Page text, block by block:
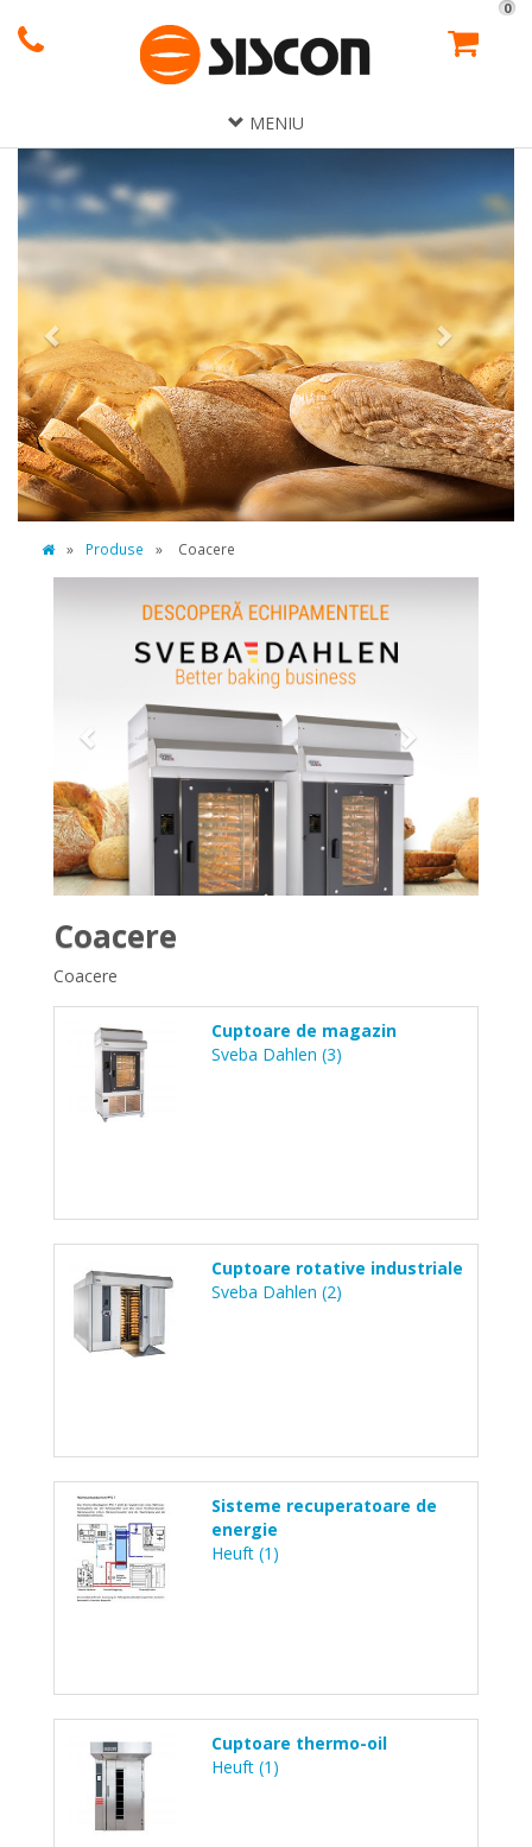
0
MENIU
Previous Next
» Produse » Coacere
Coacere
Coacere
Cuptoare de magazin
Sveba Dahlen (3)
Cuptoare rotative industriale
Sveba Dahlen (2)
Sisteme recuperatoare de
energie
Heuft (1)
Cuptoare thermo-oil
Heuft (1)